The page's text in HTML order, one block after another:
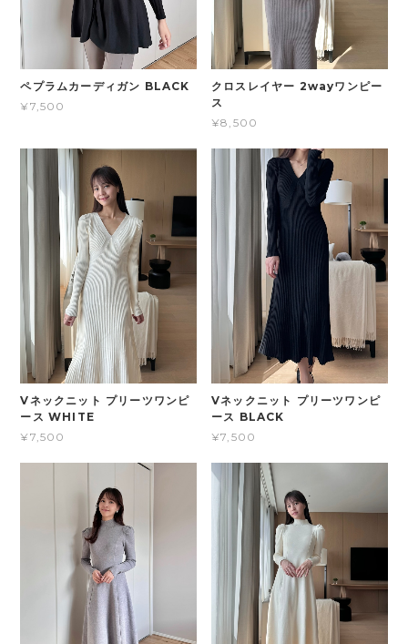
ペプラムカーディガン BLACK
¥7,500
クロスレイヤー 2wayワンピー
ス
¥8,500
Vネックニット プリーツワンピ
ース WHITE
¥7,500
Vネックニット プリーツワンピ
ース BLACK
¥7,500